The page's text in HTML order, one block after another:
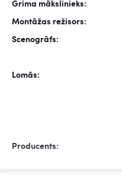
Grima mākslinieks:
Montāžas režisors:
Scenogrāfs:
Lomās:
Producents: